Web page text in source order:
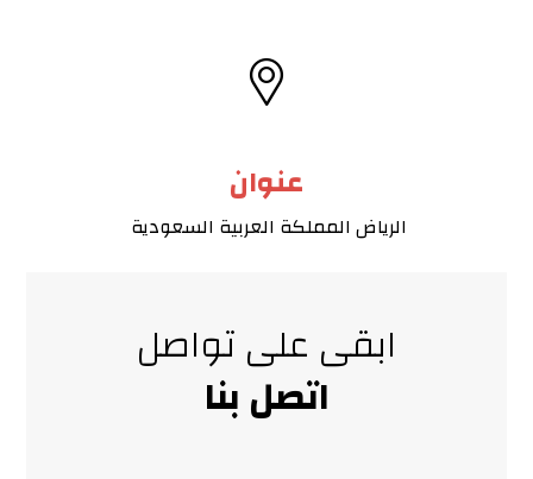
عنوان
الرياض المملكة العربية السعودية
ابقى على تواصل
اتصل بنا